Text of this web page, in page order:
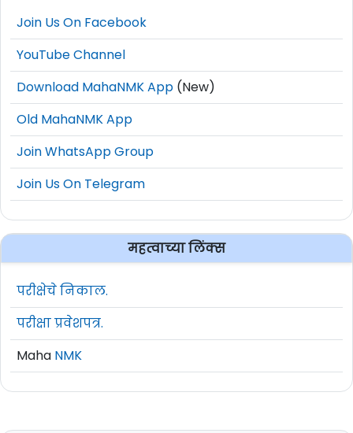
Join Us On Facebook
YouTube Channel
Download MahaNMK App (New)
Old MahaNMK App
Join WhatsApp Group
Join Us On Telegram
महत्वाच्या लिंक्स
परीक्षेचे निकाल.
परीक्षा प्रवेशपत्र.
Maha NMK